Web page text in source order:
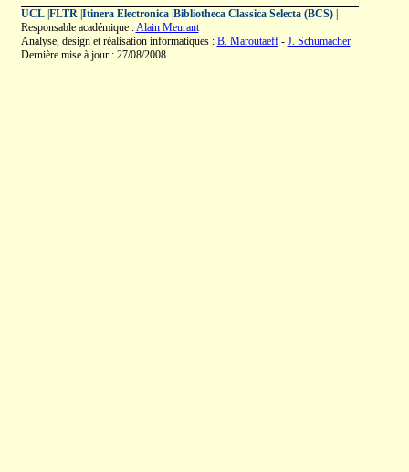
UCL| FLTR| Itinera Electronica| Bibliotheca Classica Selecta (BCS)|
Responsable académique :Alain Meurant
Analyse, design et réalisation informatiques : B. Maroutaeff- J. Schumacher
Dernière mise à jour : 27/08/2008